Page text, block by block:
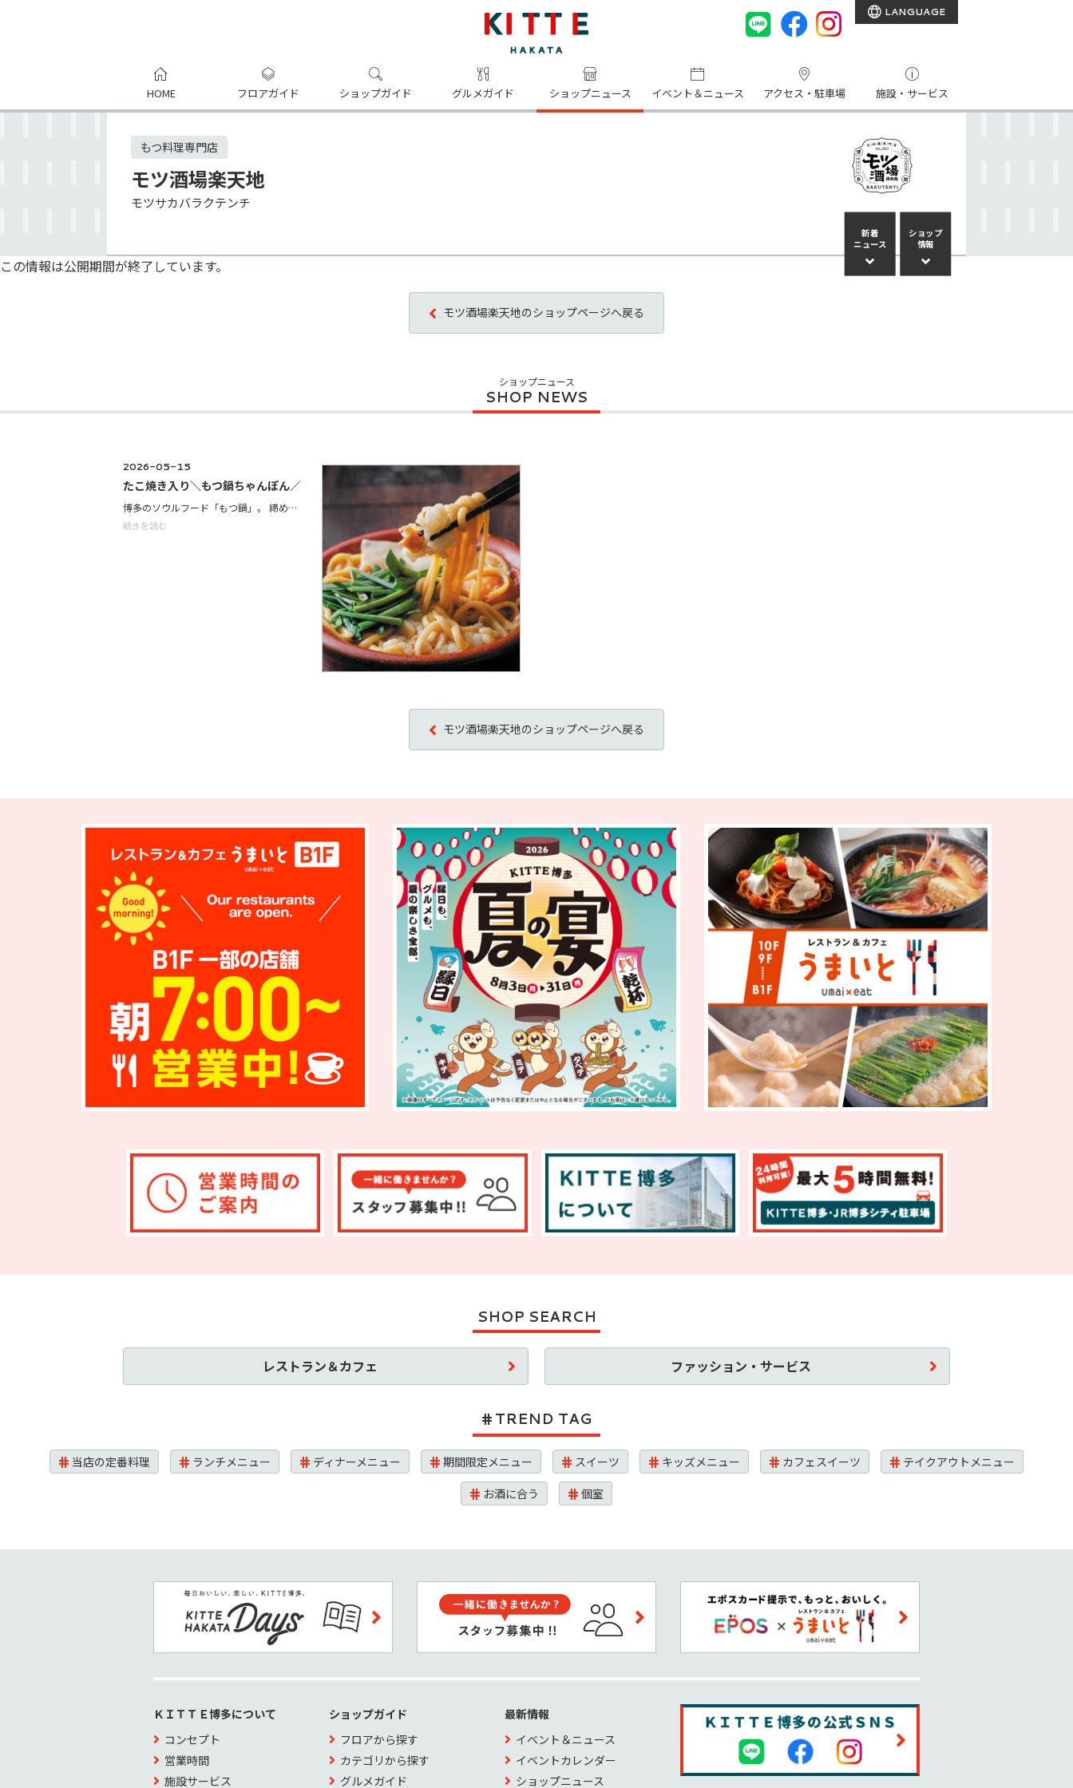
LANGUAGE
HOME フロアガイド ショップガイド グルメガイド ショップニュース イベント＆ニュース アクセス・駐車場 施設・サービス
もつ料理専門店
モツ酒場楽天地
モツサカバラクテンチ
新着
ニュース
ショップ
情報
この情報は公開期間が終了しています。
モツ酒場楽天地のショップページへ戻る
ショップニュース
2026-05-15
たこ焼き入り＼もつ鍋ちゃんぽん／
博多のソウルフード「もつ鍋」。 締めの定番といえばちゃんぽん麺。 この締めの味わいを単品料理として楽しめるのが「もつ鍋ちゃんぽん」です。 ぷりぷりのもつと野菜、ちゃんぽん麺を土鍋で煮込んだ一品。 さらに特製のもつたこ焼きとお餅も入った、楽天地の新名物。 にんにくの香りが食欲をそそる、スタミナ満点の一杯をぜひお楽しみください。 ＊メニュー＊ ◆もつ鍋ちゃんぽん 980円（税込）
続きを読む
モツ酒場楽天地のショップページへ戻る
SHOP SEARCH
レストラン＆カフェ ファッション・サービス
TREND TAG
当店の定番料理 ランチメニュー ディナーメニュー 期間限定メニュー スイーツ キッズメニュー カフェスイーツ
テイクアウトメニュー
お酒に合う
個室
ＫＩＴＴＥ博多について
コンセプト
営業時間
施設サービス
ショップガイド
フロアから探す
カテゴリから探す
グルメガイド
最新情報
イベント＆ニュース
イベントカレンダー
ショップニュース